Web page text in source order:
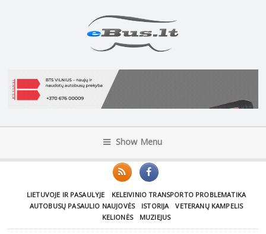
Show Menu
LIETUVOJE IR PASAULYJE
KELEIVINIO TRANSPORTO PROBLEMATIKA
AUTOBUSŲ PASAULIO NAUJOVĖS
ISTORIJA
VETERANŲ KAMPELIS
KELIONĖS
MUZIEJUS